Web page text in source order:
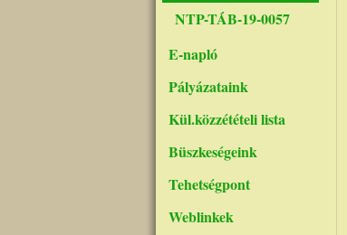
NTP-TÁB-19-0057
E-napló
Pályázataink
Kül.közzétételi lista
Büszkeségeink
Tehetségpont
Weblinkek